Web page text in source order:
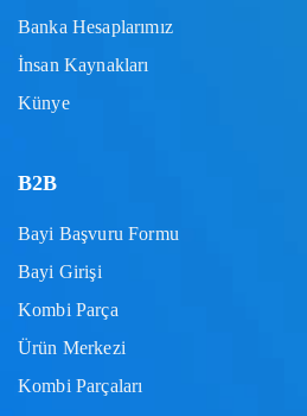
Banka Hesaplarımız
İnsan Kaynakları
Künye
B2B
Bayi Başvuru Formu
Bayi Girişi
Kombi Parça
Ürün Merkezi
Kombi Parçaları